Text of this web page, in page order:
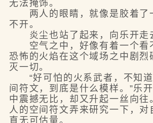
无法掩饰。
两人的眼睛，就像是胶着了
不开。
炎尘也站了起来，向乐开走
空气之中，好像有着一个看
恐怖的火焰在这个域场之中剧烈
灭一切。
“好可怕的火系武者，不知道
间符文，到底是什么模样。”乐
中震撼无比，却又升起一丝向往
人的空间符文弄来研究一下，对
直无可估量。